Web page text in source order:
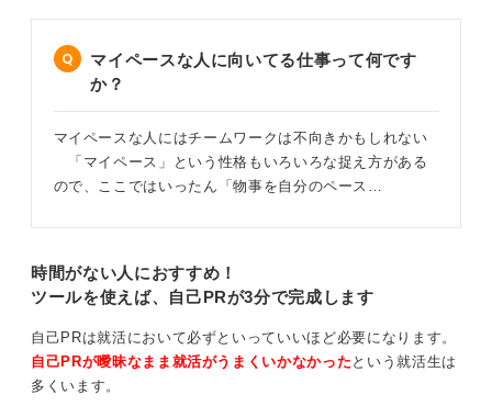
マイペースな人に向いてる仕事って何です
か？
マイペースな人にはチームワークは不向きかもしれない
「マイペース」という性格もいろいろな捉え方がある
ので、ここではいったん「物事を自分のペース…
時間がない人におすすめ！
ツールを使えば、自己PRが3分で完成します
自己PRは就活において必ずといっていいほど必要になります。
自己PRが曖昧なまま就活がうまくいかなかった という就活生は
多くいます。